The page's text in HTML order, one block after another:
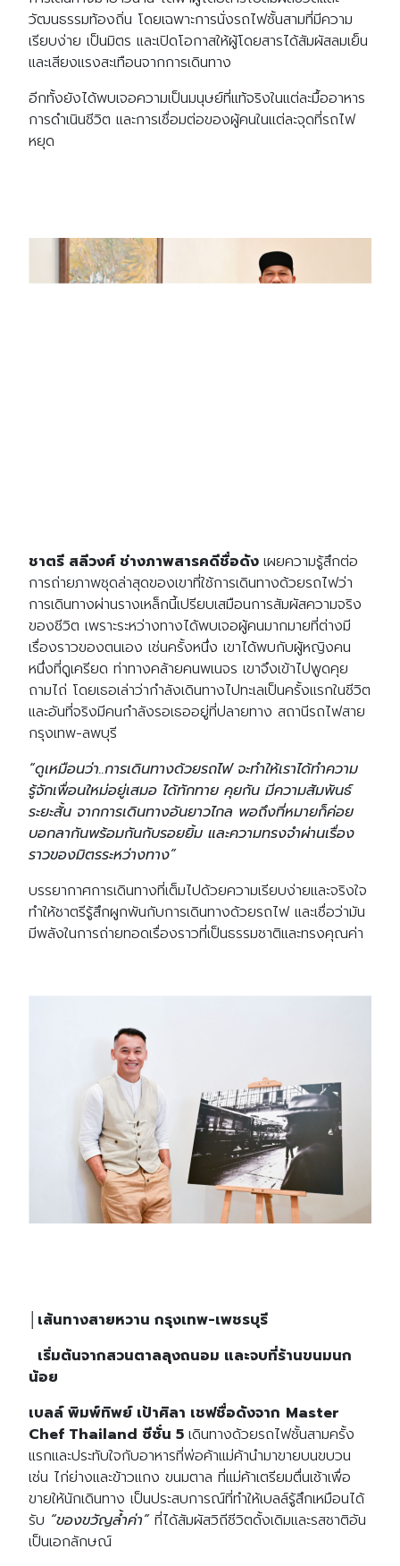
วัฒนธรรมท้องถิ่น โดยเฉพาะการนั่งรถไฟชั้นสามที่มีความ
เรียบง่าย เป็นมิตร และเปิดโอกาสให้ผู้โดยสารได้สัมผัสลมเย็น
และเสียงแรงสะเทือนจากการเดินทาง
อีกทั้งยังได้พบเจอความเป็นมนุษย์ที่แท้จริงในแต่ละมื้ออาหาร
การดำเนินชีวิต และการเชื่อมต่อของผู้คนในแต่ละจุดที่รถไฟ
หยุด
ชาตรี สลีวงศ์ ช่างภาพสารคดีชื่อดัง เผยความรู้สึกต่อ
การถ่ายภาพชุดล่าสุดของเขาที่ใช้การเดินทางด้วยรถไฟว่า
การเดินทางผ่านรางเหล็กนี้เปรียบเสมือนการสัมผัสความจริง
ของชีวิต เพราะระหว่างทางได้พบเจอผู้คนมากมายที่ต่างมี
เรื่องราวของตนเอง เช่นครั้งหนึ่ง เขาได้พบกับผู้หญิงคน
หนึ่งที่ดูเครียด ท่าทางคล้ายคนพเนจร เขาจึงเข้าไปพูดคุย
ถามไถ่ โดยเธอเล่าว่ากำลังเดินทางไปทะเลเป็นครั้งแรกในชีวิต
และอันที่จริงมีคนกำลังรอเธออยู่ที่ปลายทาง สถานีรถไฟสาย
กรุงเทพ-ลพบุรี
“ดูเหมือนว่า..การเดินทางด้วยรถไฟ จะทำให้เราได้ทำความ
รู้จักเพื่อนใหม่อยู่เสมอ ได้ทักทาย คุยกัน มีความสัมพันธ์
ระยะสั้น จากการเดินทางอันยาวไกล พอถึงที่หมายก็ค่อย
บอกลากันพร้อมกันกับรอยยิ้ม และความทรงจำผ่านเรื่อง
ราวของมิตรระหว่างทาง”
บรรยากาศการเดินทางที่เต็มไปด้วยความเรียบง่ายและจริงใจ
ทำให้ชาตรีรู้สึกผูกพันกับการเดินทางด้วยรถไฟ และเชื่อว่ามัน
มีพลังในการถ่ายทอดเรื่องราวที่เป็นธรรมชาติและทรงคุณค่า
│เส้นทางสายหวาน กรุงเทพ-เพชรบุรี
เริ่มต้นจากสวนตาลลุงถนอม และจบที่ร้านขนมนก
น้อย
เบลล์ พิมพ์ทิพย์ เป้าศิลา เชฟชื่อดังจาก Master
Chef Thailand ซีซั่น 5 เดินทางด้วยรถไฟชั้นสามครั้ง
แรกและประทับใจกับอาหารที่พ่อค้าแม่ค้านำมาขายบนขบวน
เช่น ไก่ย่างและข้าวแกง ขนมตาล ที่แม่ค้าเตรียมตื่นเช้าเพื่อ
ขายให้นักเดินทาง เป็นประสบการณ์ที่ทำให้เบลล์รู้สึกเหมือนได้
รับ “ของขวัญล้ำค่า” ที่ได้สัมผัสวิถีชีวิตดั้งเดิมและรสชาติอัน
เป็นเอกลักษณ์